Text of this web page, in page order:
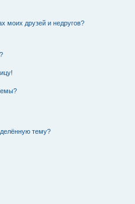
моих друзей и недругов?
тему?